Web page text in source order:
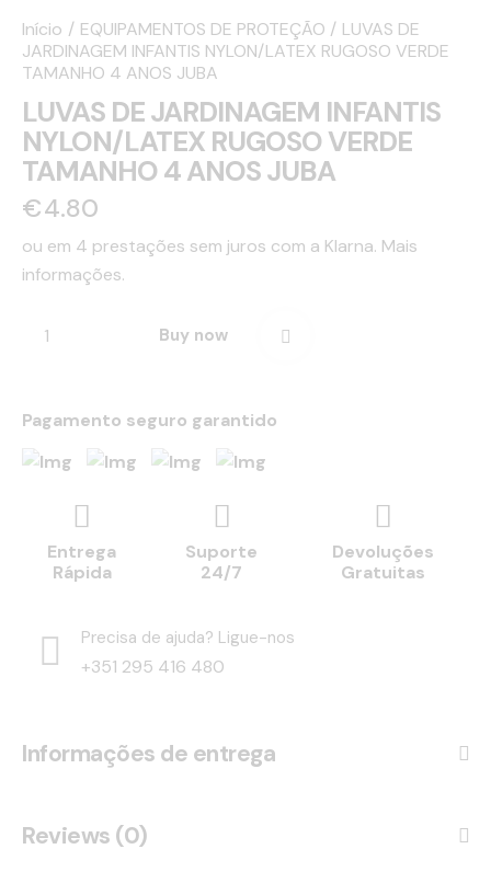
Início EQUIPAMENTOS DE PROTEÇÃO
LUVAS DE
JARDINAGEM INFANTIS NYLON/LATEX RUGOSO VERDE
TAMANHO 4 ANOS JUBA
LUVAS DE JARDINAGEM INFANTIS
NYLON/LATEX RUGOSO VERDE
TAMANHO 4 ANOS JUBA
€4.80
ou em 4 prestações sem juros com a Klarna. Mais
informações.
Buy now
Pagamento seguro garantido
Entrega
Rápida
Suporte
24/7
Devoluções
Gratuitas
Precisa de ajuda? Ligue-nos
+351 295 416 480
Informações de entrega
Reviews (0)